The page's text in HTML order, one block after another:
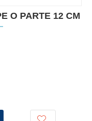
O PARTE 12 CM